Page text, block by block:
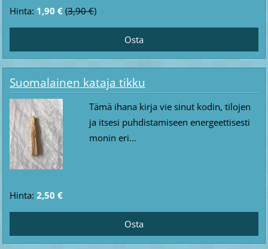
Hinta: 1,90 €(3,90 €)
Suomalainen kataja tikku
Tämä ihana kirja vie sinut kodin, tilojen
ja itsesi puhdistamiseen energeettisesti
monin eri...
Hinta: 2,50 €